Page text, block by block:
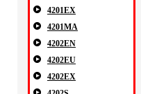
4201EX
4201MA
4202EN
4202EU
4202EX